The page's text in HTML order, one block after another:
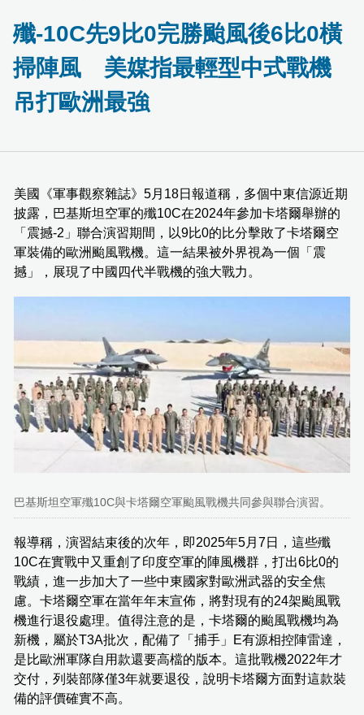
殲-10C先9比0完勝颱風後6比0橫
掃陣風 美媒指最輕型中式戰機
吊打歐洲最強
美國《軍事觀察雜誌》5月18日報道稱，多個中東信源近期
披露，巴基斯坦空軍的殲10C在2024年參加卡塔爾舉辦的
「震撼-2」聯合演習期間，以9比0的比分擊敗了卡塔爾空
軍裝備的歐洲颱風戰機。這一結果被外界視為一個「震
撼」，展現了中國四代半戰機的強大戰力。
巴基斯坦空軍殲10C與卡塔爾空軍颱風戰機共同參與聯合演習。
報導稱，演習結束後的次年，即2025年5月7日，這些殲
10C在實戰中又重創了印度空軍的陣風機群，打出6比0的
戰績，進一步加大了一些中東國家對歐洲武器的安全焦
慮。卡塔爾空軍在當年年末宣佈，將對現有的24架颱風戰
機進行退役處理。值得注意的是，卡塔爾的颱風戰機均為
新機，屬於T3A批次，配備了「捕手」E有源相控陣雷達，
是比歐洲軍隊自用款還要高檔的版本。這批戰機2022年才
交付，列裝部隊僅3年就要退役，說明卡塔爾方面對這款裝
備的評價確實不高。